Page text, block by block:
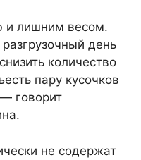
и лишним весом.
день
количество
пару кусочков
говорит
не содержат